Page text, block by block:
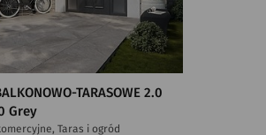
TARASOWE 2.0
Grey
Taras i ogród